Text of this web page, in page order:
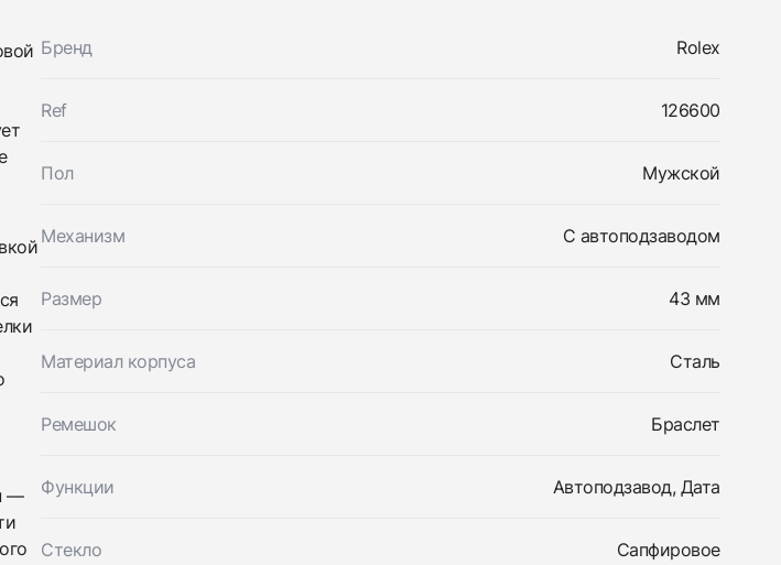
—
Бренд Rolex
Ref 126600
Пол Мужской
Механизм С автоподзаводом
Размер 43 мм
Материал корпуса Сталь
Ремешок Браслет
Функции Автоподзавод, Дата
Стекло Сапфировое
данные и мы свяжемся с
данные и мы свяжемся с
43 mm Red Line
+ Документы